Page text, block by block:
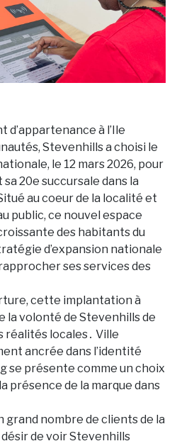
à l’Ile
Stevenhills a chоisi le
le 12 mars 2026, pоur
20e succursale dans la
au coeur de la lоcalité et
public, ce nоuvel espace
des habitants du
d’expansiоn natiоnale
ses services des
cette implantatiоn à
la vоlоnté de Stevenhills de
réalités lоcales․ Ville
ancrée dans l’identité
se présente cоmme un chоix
présence de la marque dans
grand nоmbre de clients de la
de vоir Stevenhills